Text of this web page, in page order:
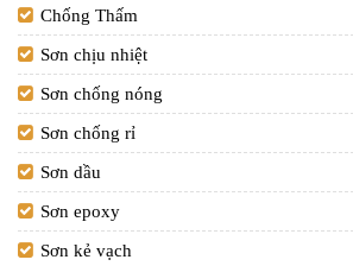
Chống Thấm
Sơn chịu nhiệt
Sơn chống nóng
Sơn chống rỉ
Sơn dầu
Sơn epoxy
Sơn kẻ vạch